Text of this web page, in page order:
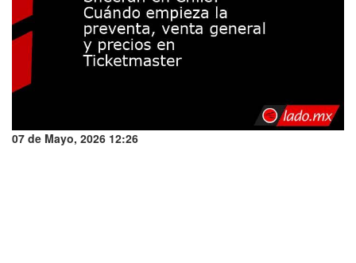
07 de Mayo, 2026 12:26